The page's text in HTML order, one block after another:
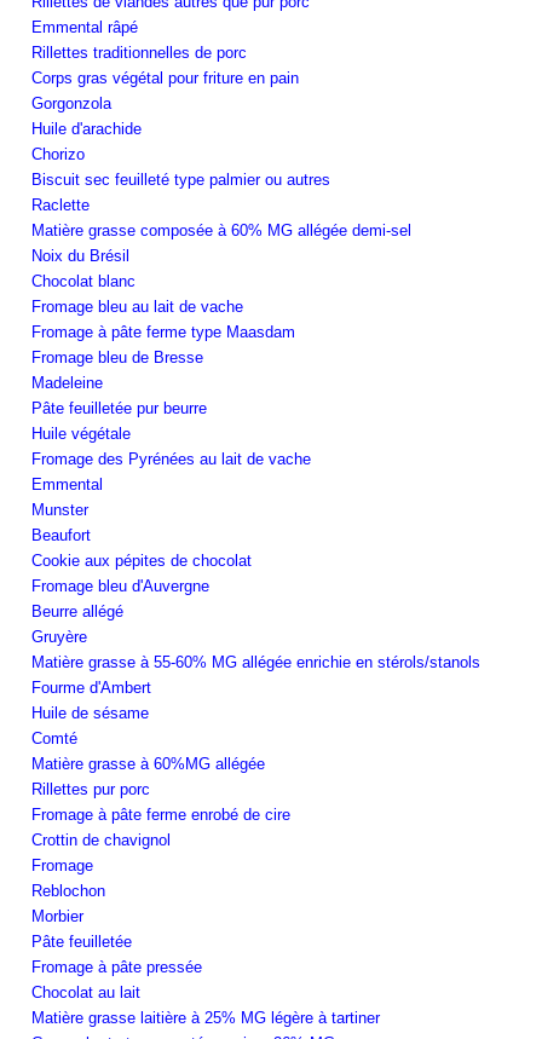
Emmental râpé
Rillettes traditionnelles de porc
Corps gras végétal pour friture en pain
Gorgonzola
Huile d'arachide
Chorizo
Biscuit sec feuilleté type palmier ou autres
Raclette
Matière grasse composée à 60% MG allégée demi-sel
Noix du Brésil
Chocolat blanc
Fromage bleu au lait de vache
Fromage à pâte ferme type Maasdam
Fromage bleu de Bresse
Madeleine
Pâte feuilletée pur beurre
Huile végétale
Fromage des Pyrénées au lait de vache
Emmental
Munster
Beaufort
Cookie aux pépites de chocolat
Fromage bleu d'Auvergne
Beurre allégé
Gruyère
Matière grasse à 55-60% MG allégée enrichie en stérols/stanols
Fourme d'Ambert
Huile de sésame
Comté
Matière grasse à 60%MG allégée
Rillettes pur porc
Fromage à pâte ferme enrobé de cire
Crottin de chavignol
Fromage
Reblochon
Morbier
Pâte feuilletée
Fromage à pâte pressée
Chocolat au lait
Matière grasse laitière à 25% MG légère à tartiner